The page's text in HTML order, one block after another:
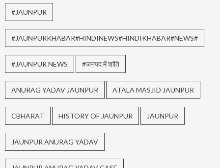
#JAUNPUR
#JAUNPURKHABAR#HINDINEWS#HINDIKHABAR#NEWS#
#JAUNPUR NEWS #जनपद में शांति
ANURAG YADAV JAUNPUR ATALA MASJID JAUNPUR
CBHARAT HISTORY OF JAUNPUR JAUNPUR
JAUNPUR ANURAG YADAV